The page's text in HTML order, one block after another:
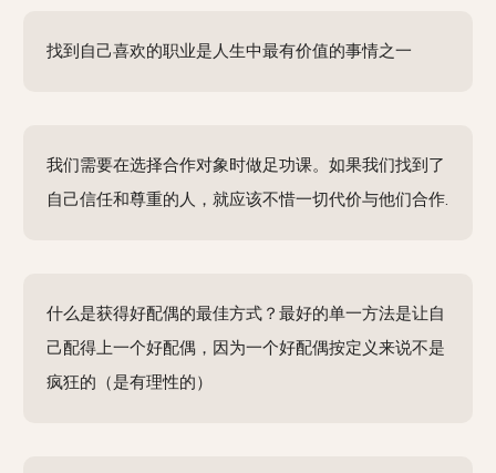
找到自己喜欢的职业是人生中最有价值的事情之一
我们需要在选择合作对象时做足功课。如果我们找到了
自己信任和尊重的人，就应该不惜一切代价与他们合作.
什么是获得好配偶的最佳方式？最好的单一方法是让自
己配得上一个好配偶，因为一个好配偶按定义来说不是
疯狂的（是有理性的）